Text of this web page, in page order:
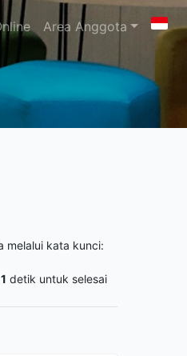
Area Anggota
melalui kata kunci:
detik untuk selesai